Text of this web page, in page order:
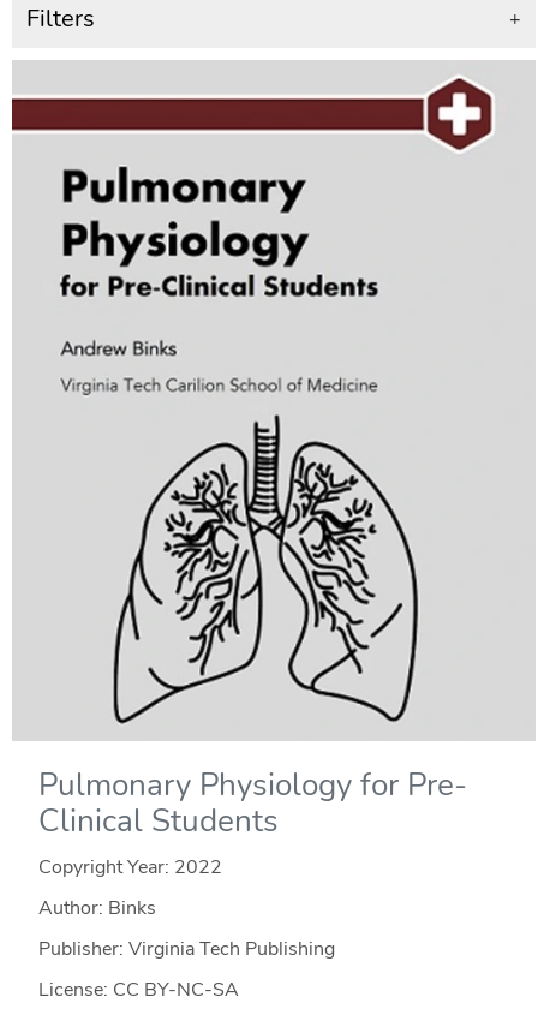
Filters +
Pulmonary Physiology for Pre-
Clinical Students
Copyright Year: 2022
Author: Binks
Publisher: Virginia Tech Publishing
License: CC BY-NC-SA